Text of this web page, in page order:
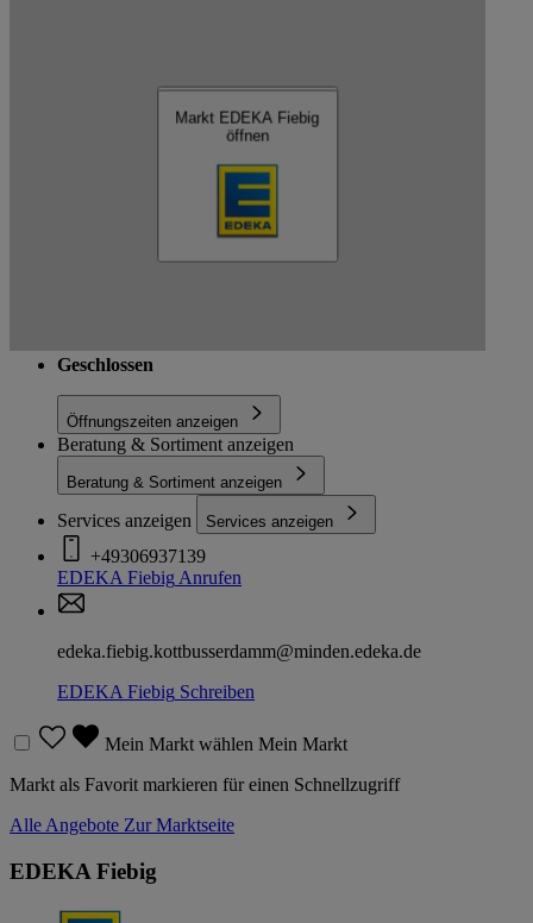
Markt EDEKA Fiebig
öffnen
Markt EDEKA Fiebig
öffnen
Geschlossen
Öffnungszeiten anzeigen
Beratung & Sortiment anzeigen
Beratung & Sortiment anzeigen
Services anzeigen Services anzeigen
+49306937139
EDEKA FiebigAnrufen
edeka.fiebig.kottbusserdamm@minden.edeka.de
EDEKA Fiebig Schreiben
Mein Markt wählen Mein Markt
Markt als Favorit markieren für einen Schnellzugriff
Alle Angebote Zur Marktseite
EDEKA Fiebig